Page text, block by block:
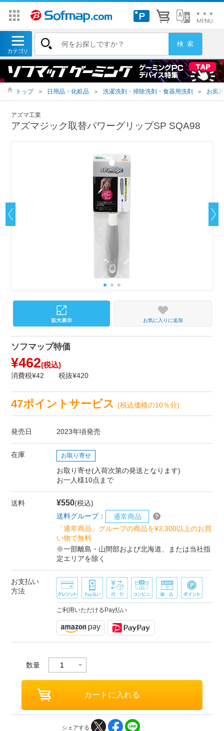
トップ ＞ 日用品・化粧品 ＞ 洗濯洗剤・掃除洗剤・食器用洗剤 ＞ お風
アズマ工業
アズマジック取替パワーグリップSP SQA98
お気に入りに追加
ソフマップ特価
¥462(税込)
消費税¥42 税抜¥420
47ポイントサービス(税込価格の10％分)
発売日 2023年頃発売
在庫 お取り寄せ
お取り寄せ(入荷次第の発送となります)
お一人様10点まで
送料 ¥550(税込)
送料グループ：
通常商品
「通常商品」グループの商品を¥3,300以上のお買
い物で無料
※一部離島・山間部および北海道、または当社指
定エリアを除く
お支払い
方法
ご利用いただけるPay払い
数量
シェアする